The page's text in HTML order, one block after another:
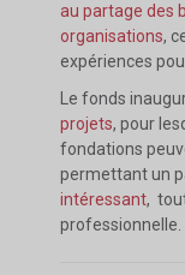
au partage des
organisations,
expériences
Le fonds
projets, pour
fondations
permettant un
intéressant,
professionnelle.